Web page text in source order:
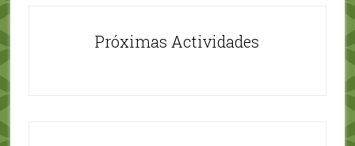
Próximas Actividades